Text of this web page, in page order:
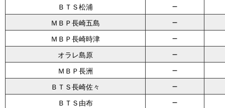
ＢＴＳ松浦 －
ＭＢＰ長崎五島 －
ＭＢＰ長崎時津 －
オラレ島原 －
ＭＢＰ長洲 －
ＢＴＳ長崎佐々 －
ＢＴＳ由布 －